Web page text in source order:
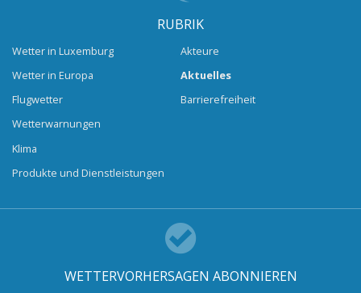
RUBRIK
Wetter in Luxemburg
Wetter in Europa
Flugwetter
Wetterwarnungen
Klima
Produkte und Dienstleistungen
Akteure
Aktuelles
Barrierefreiheit
WETTERVORHERSAGEN ABONNIEREN